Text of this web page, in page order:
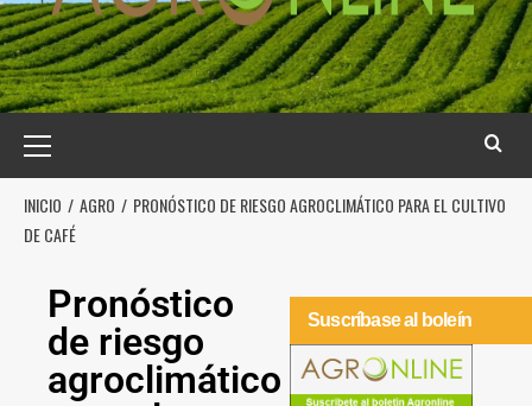
INICIO AGRO
PRONÓSTICO DE RIESGO AGROCLIMÁTICO PARA EL CULTIVO
DE CAFÉ
Pronóstico
de riesgo
agroclimático
Suscríbase al boleín